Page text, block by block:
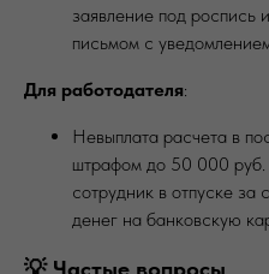
заявление под роспись
письмом с
Для работодателя:
Невыплата расчета в
штрафом до 50 000
сотрудник в отпуске за
денег на банковскую